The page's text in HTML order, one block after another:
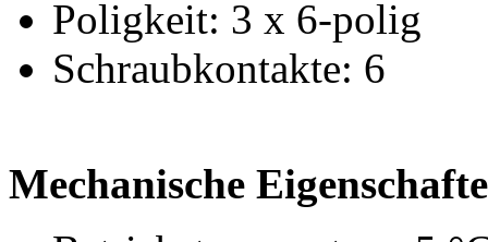
Poligkeit: 3 x 6-polig
Schraubkontakte: 6
Mechanische